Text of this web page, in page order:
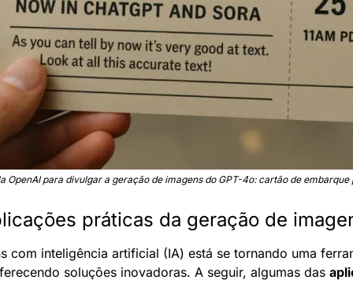
OpenAI para divulgar a geração de imagens do GPT-4o: cartão de
práticas da geração de
com inteligência artificial (IA) está se tornando uma
soluções inovadoras. A seguir, algumas das